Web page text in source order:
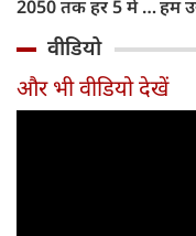
2050 तक हर 5 में 1
साल से ज्यादा उम्र का
हम
वीडियो
और भी वीडियो देखें